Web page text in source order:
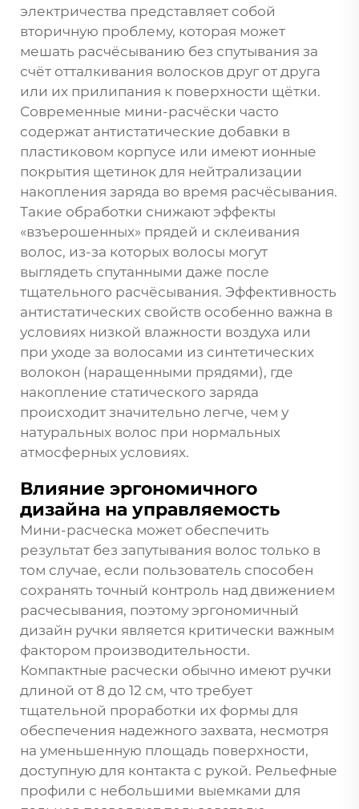
электричества представляет собой
вторичную проблему, которая может
мешать расчёсыванию без спутывания за
счёт отталкивания волосков друг от друга
или их прилипания к поверхности щётки.
Современные мини-расчёски часто
содержат антистатические добавки в
пластиковом корпусе или имеют ионные
покрытия щетинок для нейтрализации
накопления заряда во время расчёсывания.
Такие обработки снижают эффекты
«взъерошенных» прядей и склеивания
волос, из-за которых волосы могут
выглядеть спутанными даже после
тщательного расчёсывания. Эффективность
антистатических свойств особенно важна в
условиях низкой влажности воздуха или
при уходе за волосами из синтетических
волокон (наращенными прядями), где
накопление статического заряда
происходит значительно легче, чем у
натуральных волос при нормальных
атмосферных условиях.
Влияние эргономичного
дизайна на управляемость
Мини-расческа может обеспечить
результат без запутывания волос только в
том случае, если пользователь способен
сохранять точный контроль над движением
расчесывания, поэтому эргономичный
дизайн ручки является критически важным
фактором производительности.
Компактные расчески обычно имеют ручки
длиной от 8 до 12 см, что требует
тщательной проработки их формы для
обеспечения надежного захвата, несмотря
на уменьшенную площадь поверхности,
доступную для контакта с рукой. Рельефные
профили с небольшими выемками для